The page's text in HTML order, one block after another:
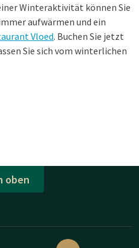
Winteraktivität können Sie
aufwärmen und ein
Vloed. Buchen Sie jetzt
Sie sich vom winterlichen
oben